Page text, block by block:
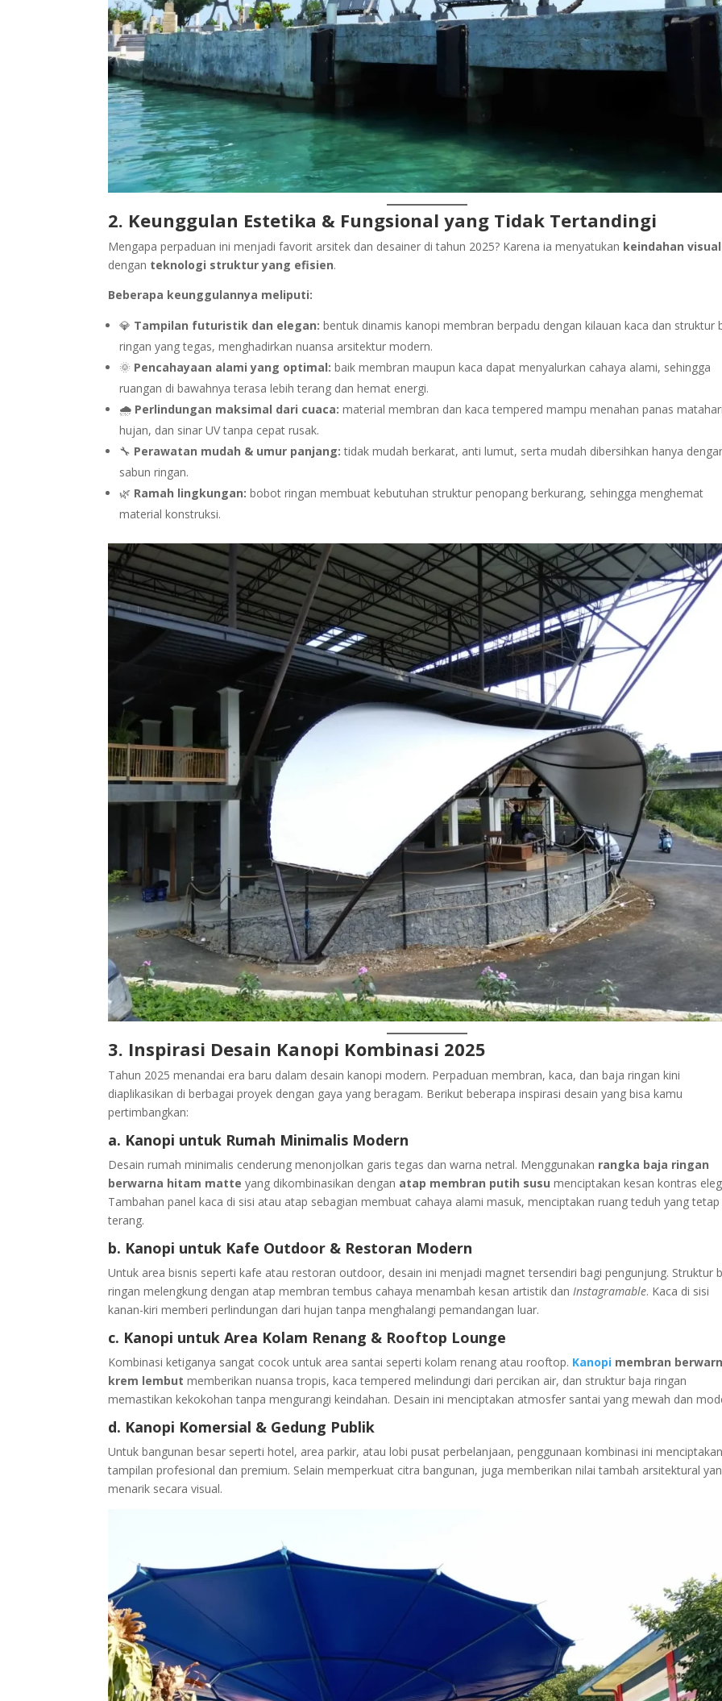
2. Keunggulan Estetika & Fungsional yang Tidak Tertandingi
Mengapa perpaduan ini menjadi favorit arsitek dan desainer di tahun 2025? Karena ia menyatukan keindahan visual
dengan teknologi struktur yang efisien.
Beberapa keunggulannya meliputi:
💎 Tampilan futuristik dan elegan: bentuk dinamis kanopi membran berpadu dengan kilauan kaca dan struktur
ringan yang tegas, menghadirkan nuansa arsitektur modern.
🌞 Pencahayaan alami yang optimal: baik membran maupun kaca dapat menyalurkan cahaya alami, sehingga
ruangan di bawahnya terasa lebih terang dan hemat energi.
🌧️ Perlindungan maksimal dari cuaca: material membran dan kaca tempered mampu menahan panas
hujan, dan sinar UV tanpa cepat rusak.
🔧 Perawatan mudah & umur panjang: tidak mudah berkarat, anti lumut, serta mudah dibersihkan hanya
sabun ringan.
🌿 Ramah lingkungan: bobot ringan membuat kebutuhan struktur penopang berkurang, sehingga menghemat
material konstruksi.
3. Inspirasi Desain Kanopi Kombinasi 2025
Tahun 2025 menandai era baru dalam desain kanopi modern. Perpaduan membran, kaca, dan baja ringan kini
diaplikasikan di berbagai proyek dengan gaya yang beragam. Berikut beberapa inspirasi desain yang bisa kamu
pertimbangkan:
a. Kanopi untuk Rumah Minimalis Modern
Desain rumah minimalis cenderung menonjolkan garis tegas dan warna netral. Menggunakan rangka baja ringan
berwarna hitam matte yang dikombinasikan dengan atap membran putih susu menciptakan kesan kontras
Tambahan panel kaca di sisi atau atap sebagian membuat cahaya alami masuk, menciptakan ruang teduh yang tetap
terang.
b. Kanopi untuk Kafe Outdoor & Restoran Modern
Untuk area bisnis seperti kafe atau restoran outdoor, desain ini menjadi magnet tersendiri bagi pengunjung. Struktur
ringan melengkung dengan atap membran tembus cahaya menambah kesan artistik danInstagramable. Kaca di sisi
kanan-kiri memberi perlindungan dari hujan tanpa menghalangi pemandangan luar.
c. Kanopi untuk Area Kolam Renang & Rooftop Lounge
Kombinasi ketiganya sangat cocok untuk area santai seperti kolam renang atau rooftop. Kanopi membran
krem lembut memberikan nuansa tropis, kaca tempered melindungi dari percikan air, dan struktur baja ringan
memastikan kekokohan tanpa mengurangi keindahan. Desain ini menciptakan atmosfer santai yang mewah dan
d. Kanopi Komersial & Gedung Publik
Untuk bangunan besar seperti hotel, area parkir, atau lobi pusat perbelanjaan, penggunaan kombinasi ini
tampilan profesional dan premium. Selain memperkuat citra bangunan, juga memberikan nilai tambah arsitektural
menarik secara visual.